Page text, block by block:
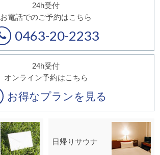
24h受付
お電話でのご予約はこちら
0463-20-2233
24h受付
オンライン予約はこちら
お得なプランを見る
日帰りサウナ